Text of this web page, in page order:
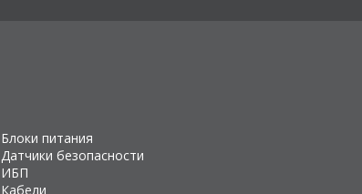
Блоки питания
Датчики безопасности
ИБП
Кабели